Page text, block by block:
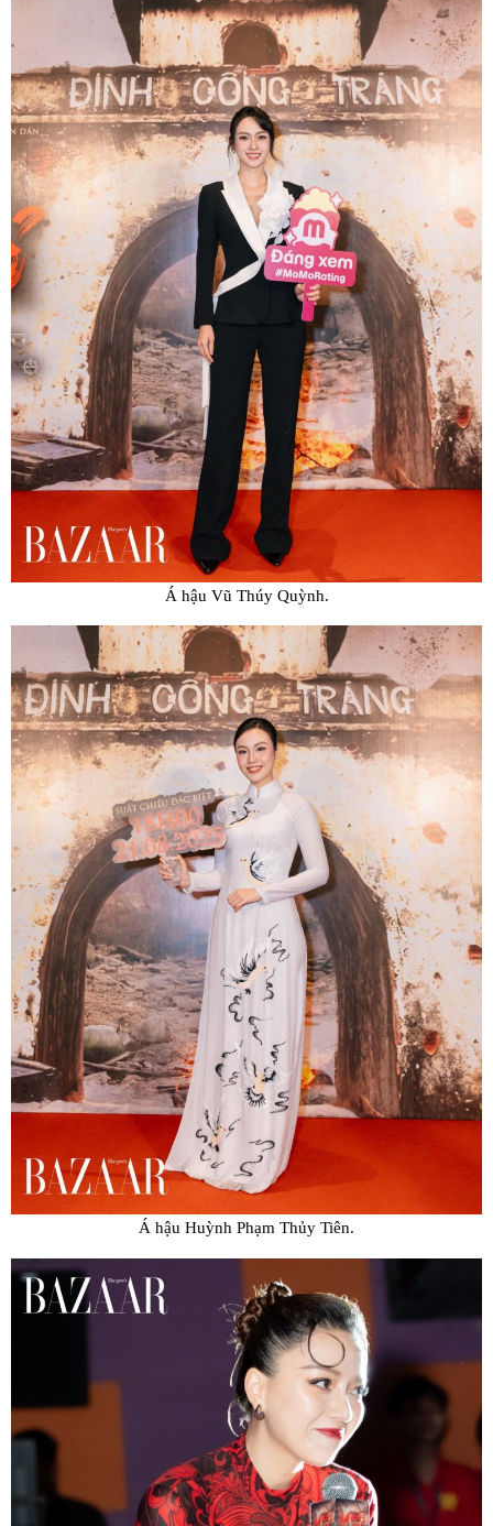
Á hậu Vũ Thúy Quỳnh.
Á hậu Huỳnh Phạm Thủy Tiên.